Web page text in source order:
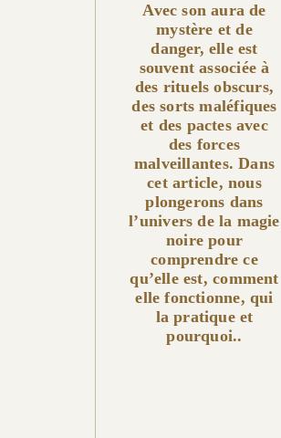
Avec son aura de
mystère et de
danger, elle est
souvent associée à
des rituels obscurs,
des sorts maléfiques
et des pactes avec
des forces
malveillantes. Dans
cet article, nous
plongerons dans
l’univers de la magie
noire pour
comprendre ce
qu’elle est, comment
elle fonctionne, qui
la pratique et
pourquoi..